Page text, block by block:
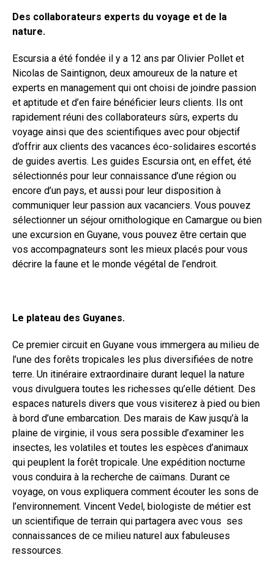
Des collaborateurs experts du voyage et de la
nature.
Escursia a été fondée il y a 12 ans par Olivier Pollet et
Nicolas de Saintignon, deux amoureux de la nature et
experts en management qui ont choisi de joindre passion
et aptitude et d’en faire bénéficier leurs clients. Ils ont
rapidement réuni des collaborateurs sûrs, experts du
voyage ainsi que des scientifiques avec pour objectif
d’offrir aux clients des vacances éco-solidaires escortés
de guides avertis. Les guides Escursia ont, en effet, été
sélectionnés pour leur connaissance d’une région ou
encore d’un pays, et aussi pour leur disposition à
communiquer leur passion aux vacanciers. Vous pouvez
sélectionner un séjour ornithologique en Camargue ou bien
une excursion en Guyane, vous pouvez être certain que
vos accompagnateurs sont les mieux placés pour vous
décrire la faune et le monde végétal de l’endroit.
Le plateau des Guyanes.
Ce premier circuit en Guyane vous immergera au milieu de
l’une des forêts tropicales les plus diversifiées de notre
terre. Un itinéraire extraordinaire durant lequel la nature
vous divulguera toutes les richesses qu’elle détient. Des
espaces naturels divers que vous visiterez à pied ou bien
à bord d’une embarcation. Des marais de Kaw jusqu’à la
plaine de virginie, il vous sera possible d’examiner les
insectes, les volatiles et toutes les espèces d’animaux
qui peuplent la forêt tropicale. Une expédition nocturne
vous conduira à la recherche de caïmans. Durant ce
voyage, on vous expliquera comment écouter les sons de
l’environnement. Vincent Vedel, biologiste de métier est
un scientifique de terrain qui partagera avec vous ses
connaissances de ce milieu naturel aux fabuleuses
ressources.